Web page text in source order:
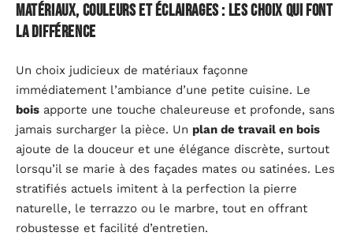
Matériaux, couleurs et éclairages : les choix qui font
la différence
Un choix judicieux de matériaux façonne
immédiatement l’ambiance d’une petite cuisine. Le
bois apporte une touche chaleureuse et profonde, sans
jamais surcharger la pièce. Un plan de travail en bois
ajoute de la douceur et une élégance discrète, surtout
lorsqu’il se marie à des façades mates ou satinées. Les
stratifiés actuels imitent à la perfection la pierre
naturelle, le terrazzo ou le marbre, tout en offrant
robustesse et facilité d’entretien.